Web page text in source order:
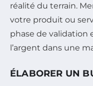
réalité du terrain.
votre produit ou
phase de validation
l’argent dans une
ÉLABORER UN